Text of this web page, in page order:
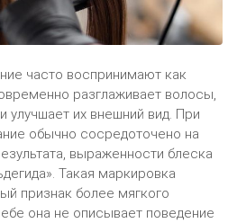
часто воспринимают как
разглаживает волосы,
улучшает их внешний вид. При
обычно сосредоточено на
выраженности блеска
Такая маркировка
признак более мягкого
она не описывает поведение